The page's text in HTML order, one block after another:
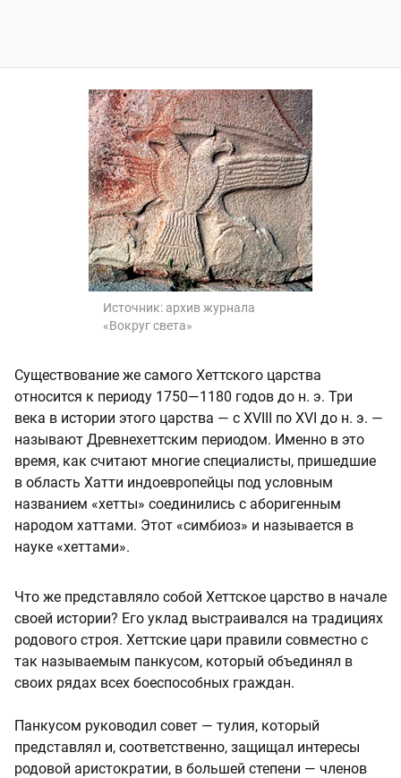
Источник: архив журнала
«Вокруг света»
Существование же самого Хеттского царства
относится к периоду 1750—1180 годов до н. э. Три
века в истории этого царства — с XVIII по XVI до н. э. —
называют Древнехеттским периодом. Именно в это
время, как считают многие специалисты, пришедшие
в область Хатти индоевропейцы под условным
названием «хетты» соединились с аборигенным
народом хаттами. Этот «симбиоз» и называется в
науке «хеттами».
Что же представляло собой Хеттское царство в начале
своей истории? Его уклад выстраивался на традициях
родового строя. Хеттские цари правили совместно с
так называемым панкусом, который объединял в
своих рядах всех боеспособных граждан.
Панкусом руководил совет — тулия, который
представлял и, соответственно, защищал интересы
родовой аристократии, в большей степени — членов